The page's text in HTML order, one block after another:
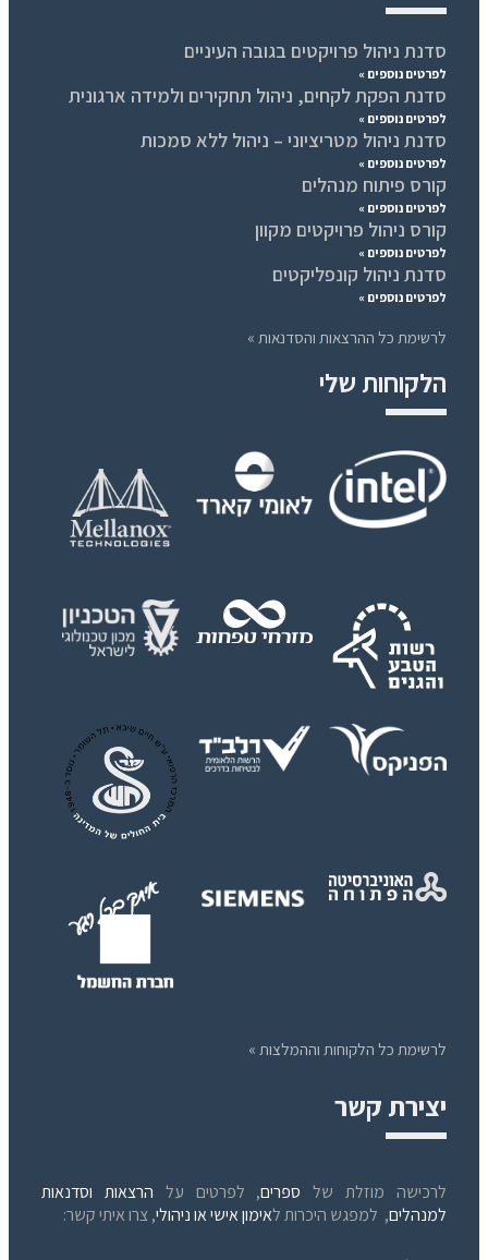
סדנת ניהול פרויקטים בגובה העיניים
לפרטים נוספים »
סדנת הפקת לקחים, ניהול תחקירים ולמידה ארגונית
לפרטים נוספים »
סדנת ניהול מטריציוני – ניהול ללא סמכות
לפרטים נוספים »
קורס פיתוח מנהלים
לפרטים נוספים »
קורס ניהול פרויקטים מקוון
לפרטים נוספים »
סדנת ניהול קונפליקטים
לפרטים נוספים »
לרשימת כל ההרצאות והסדנאות »
הלקוחות שלי
לרשימת כל הלקוחות וההמלצות »
יצירת קשר
לרכישה מוזלת של ספרים, לפרטים על הרצאות וסדנאות
למנהלים, למפגש היכרות לאימון אישי או ניהולי, צרו איתי קשר: